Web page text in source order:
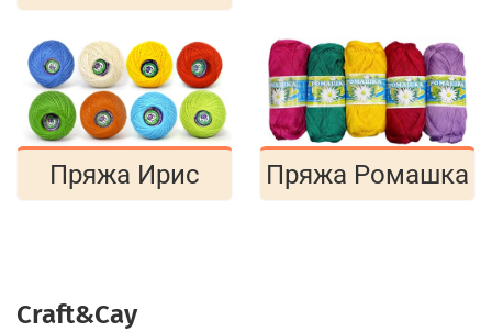
Пряжа Ирис Пряжа Ромашка
Craft&Сay